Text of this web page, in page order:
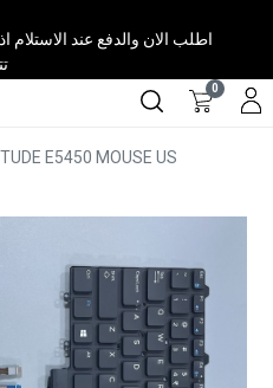
0
E5450 MOUSE US